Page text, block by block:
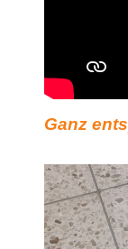
Ganz